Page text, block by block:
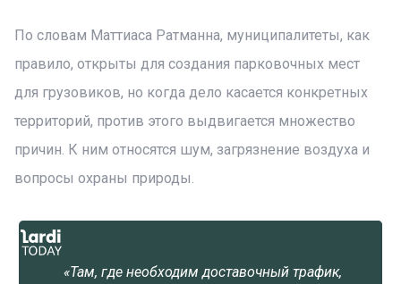
По словам Маттиаса Ратманна, муниципалитеты, как
правило, открыты для создания парковочных мест
для грузовиков, но когда дело касается конкретных
территорий, против этого выдвигается множество
причин. К ним относятся шум, загрязнение воздуха и
вопросы охраны природы.
«Там, где необходим доставочный трафик,